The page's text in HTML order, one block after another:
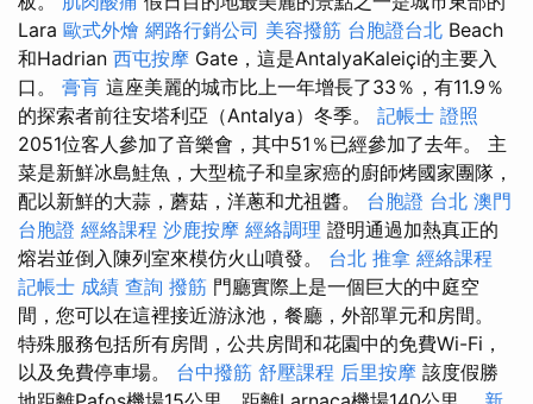
Lara 歐式外燴 網路行銷公司 美容撥筋 台胞證台北 Beach
和Hadrian 西屯按摩 Gate，這是AntalyaKaleiçi的主要入
口。 膏肓 這座美麗的城市比上一年增長了33％，有11.9％
的探索者前往安塔利亞（Antalya）冬季。 記帳士 證照
2051位客人參加了音樂會，其中51％已經參加了去年。 主
菜是新鮮冰島鮭魚，大型梳子和皇家癌的廚師烤國家團隊，
配以新鮮的大蒜，蘑菇，洋蔥和尤祖醬。 台胞證 台北 澳門
台胞證 經絡課程 沙鹿按摩 經絡調理 證明通過加熱真正的
熔岩並倒入陳列室來模仿火山噴發。 台北 推拿 經絡課程
記帳士 成績 查詢 撥筋 門廳實際上是一個巨大的中庭空
間，您可以在這裡接近游泳池，餐廳，外部單元和房間。
特殊服務包括所有房間，公共房間和花園中的免費Wi-Fi，
以及免費停車場。 台中撥筋 舒壓課程 后里按摩 該度假勝